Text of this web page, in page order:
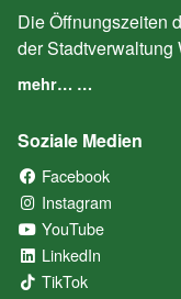
Die Öffnungszeiten
der Stadtverwaltung
mehr… …
Soziale Medien
Facebook
Instagram
YouTube
LinkedIn
TikTok